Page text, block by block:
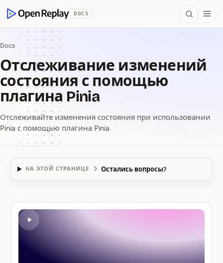
OpenReplay
DOCS Search
Docs
Отслеживание изменений
состояния с помощью
плагина Pinia
Отслеживайте изменения состояния при использовании
Pinia с помощью плагина Pinia
НА ЭТОЙ СТРАНИЦЕ Остались вопросы?
Отслеживание